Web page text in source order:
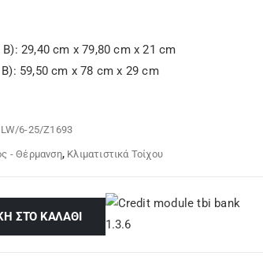
29,40 cm x 79,80 cm x 21 cm
59,50 cm x 78 cm x 29 cm
6-25/Z1693
- Θέρμανση, Κλιματιστικά Τοίχου
ΣΤΟ ΚΑΛΆΘΙ